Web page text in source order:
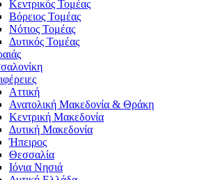
Κεντρικός Τομέας
Βόρειος Τομέας
Νότιος Τομέας
Δυτικός Τομέας
Αττική
Ανατολική Μακεδονία & Θράκη
Κεντρική Μακεδονία
Δυτική Μακεδονία
Ήπειρος
Θεσσαλία
Ιόνια Νησιά